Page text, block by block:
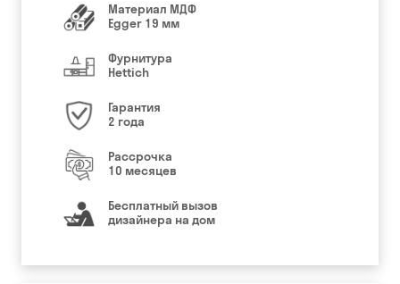
Материал МДФ
Egger 19 мм
Фурнитура
Hettich
Гарантия
2 года
Рассрочка
10 месяцев
Бесплатный вызов
дизайнера на дом